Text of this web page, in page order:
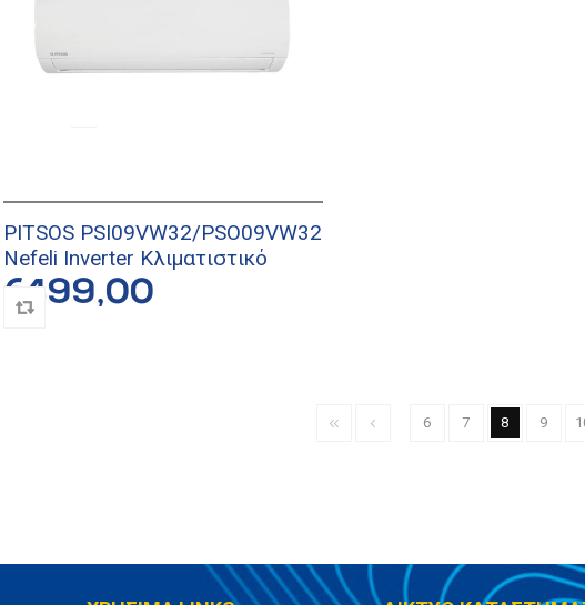
PITSOS PSI09VW32/PSO09VW32
Nefeli Inverter Κλιματιστικό
€499,00
6 7 8 9